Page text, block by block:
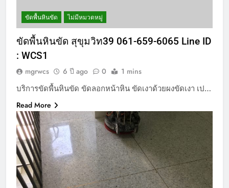
ขัดพื้นหินขัด ไม่มีหมวดหมู่
ขัดพื้นหินขัด สุขุมวิท39 061-659-6065 Line ID
: WCS1
mgrwcs 6 ปี ago 0 1 mins
บริการขัดพื้นหินขัด ขัดลอกหน้าหิน ขัดเงาด้วยผงขัดเงา เป…
Read More